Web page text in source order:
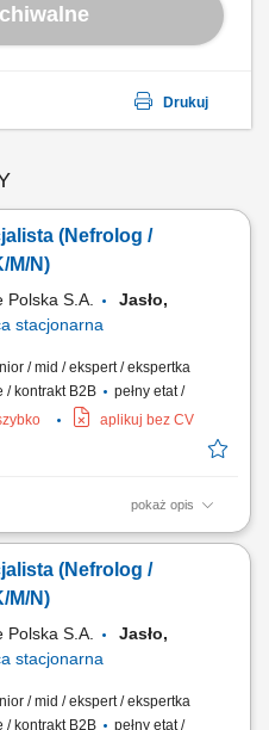
Drukuj
(Nefrolog /
M/N)
S.A.
Jasło,
stacjonarna
/ mid / ekspert / ekspertka
/ kontrakt B2B
pełny etat /
aplikuj bez CV
pokaż opis
opieka nad pacjentami z
nerek, aż po
Nadzorowanie
(Nefrolog /
M/N)
S.A.
Jasło,
stacjonarna
/ mid / ekspert / ekspertka
/ kontrakt B2B
pełny etat /